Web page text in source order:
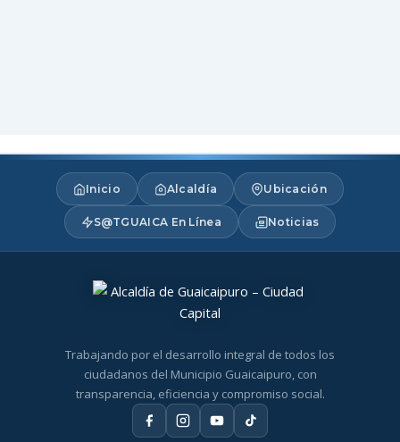
Inicio Alcaldía Ubicación
S@TGUAICA En Línea Noticias
Trabajando por el desarrollo integral de todos los
ciudadanos del Municipio Guaicaipuro, con
transparencia, eficiencia y compromiso social.